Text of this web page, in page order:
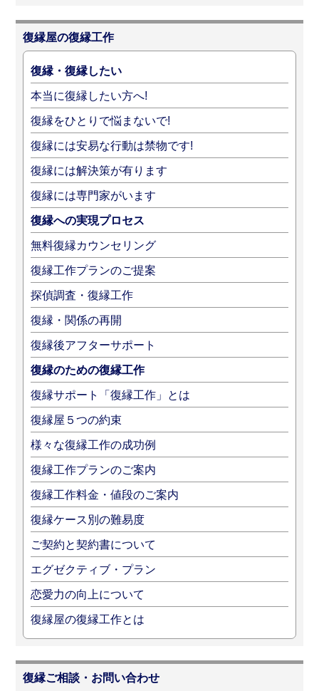
復縁屋の復縁工作
復縁・復縁したい
本当に復縁したい方へ!
復縁をひとりで悩まないで!
復縁には安易な行動は禁物です!
復縁には解決策が有ります
復縁には専門家がいます
復縁への実現プロセス
無料復縁カウンセリング
復縁工作プランのご提案
探偵調査・復縁工作
復縁・関係の再開
復縁後アフターサポート
復縁のための復縁工作
復縁サポート「復縁工作」とは
復縁屋５つの約束
様々な復縁工作の成功例
復縁工作プランのご案内
復縁工作料金・値段のご案内
復縁ケース別の難易度
ご契約と契約書について
エグゼクティブ・プラン
恋愛力の向上について
復縁屋の復縁工作とは
復縁ご相談・お問い合わせ